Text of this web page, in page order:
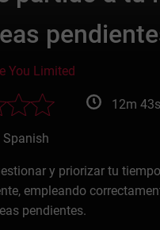
You Limited
12m 43s
y priorizar tu
empleando
pendientes.